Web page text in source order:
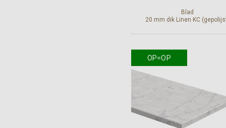
Blad
20 mm dik Linen KC
Bekijk en bestel
OP=OP